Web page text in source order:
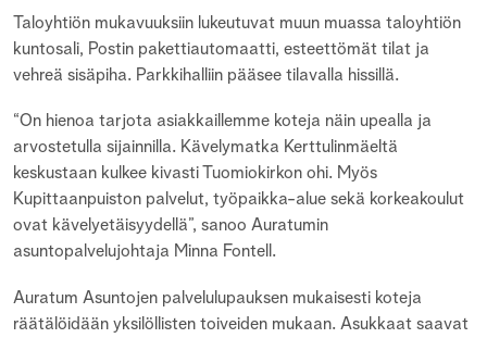
Taloyhtiön mukavuuksiin lukeutuvat muun muassa taloyhtiön
kuntosali, Postin pakettiautomaatti, esteettömät tilat ja
vehreä sisäpiha. Parkkihalliin pääsee tilavalla hissillä.
“On hienoa tarjota asiakkaillemme koteja näin upealla ja
arvostetulla sijainnilla. Kävelymatka Kerttulinmäeltä
keskustaan kulkee kivasti Tuomiokirkon ohi. Myös
Kupittaanpuiston palvelut, työpaikka-alue sekä korkeakoulut
ovat kävelyetäisyydellä”, sanoo Auratumin
asuntopalvelujohtaja Minna Fontell.
Auratum Asuntojen palvelulupauksen mukaisesti koteja
räätälöidään yksilöllisten toiveiden mukaan. Asukkaat saavat